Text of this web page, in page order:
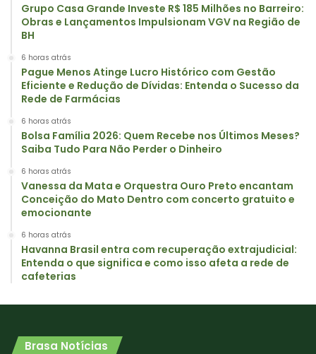
Grupo Casa Grande Investe R$ 185 Milhões no Barreiro:
Obras e Lançamentos Impulsionam VGV na Região de
BH
6 horas atrás
Pague Menos Atinge Lucro Histórico com Gestão
Eficiente e Redução de Dívidas: Entenda o Sucesso da
Rede de Farmácias
6 horas atrás
Bolsa Família 2026: Quem Recebe nos Últimos Meses?
Saiba Tudo Para Não Perder o Dinheiro
6 horas atrás
Vanessa da Mata e Orquestra Ouro Preto encantam
Conceição do Mato Dentro com concerto gratuito e
emocionante
6 horas atrás
Havanna Brasil entra com recuperação extrajudicial:
Entenda o que significa e como isso afeta a rede de
cafeterias
Brasa Notícias